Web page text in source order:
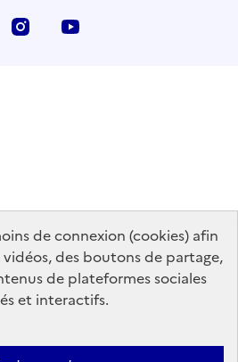
de connexion (cookies) afin
des boutons de partage,
de plateformes sociales
et interactifs.
facebook instagram
info.gouv.fr
Accessibilité : partiellement conforme